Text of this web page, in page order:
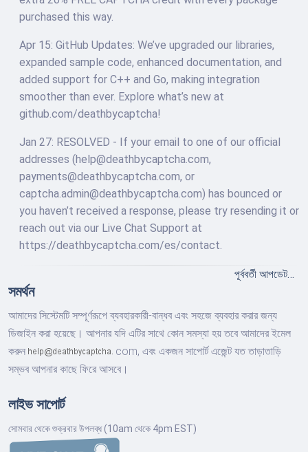
purchased this way.
Apr 15: GitHub Updates: We’ve upgraded our libraries,
expanded sample code, enhanced documentation, and
added support for C++ and Go, making integration
smoother than ever. Explore what’s new at
github.com/deathbycaptcha!
Jan 27: RESOLVED - If your email to one of our official
addresses (help@deathbycaptcha.com,
payments@deathbycaptcha.com, or
captcha.admin@deathbycaptcha.com) has bounced or
you haven’t received a response, please try resending it or
reach out via our Live Chat Support at
https://deathbycaptcha.com/es/contact.
পূর্ববর্তী আপডেট…
সমর্থন
আমাদের সিস্টেমটি সম্পূর্ণরূপে ব্যবহারকারী-বান্ধব এবং সহজে ব্যবহার করার জন্য
ডিজাইন করা হয়েছে। আপনার যদি এটির সাথে কোন সমস্যা হয় তবে আমাদের ইমেল
করুন
com, এবং একজন সাপোর্ট এজেন্ট যত তাড়াতাড়ি
সম্ভব আপনার কাছে ফিরে আসবে।
লাইভ সাপোর্ট
সোমবার থেকে শুক্রবার উপলব্ধ (10am থেকে 4pm EST)